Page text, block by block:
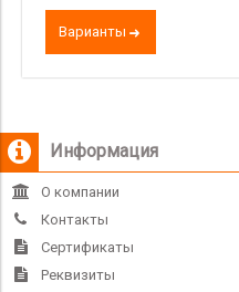
Варианты
Информация
О компании
Контакты
Сертификаты
Реквизиты